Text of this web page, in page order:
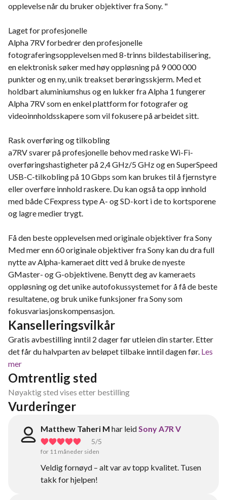
opplevelse når du bruker objektiver fra Sony. "
Laget for profesjonelle
Alpha 7RV forbedrer den profesjonelle
fotograferingsopplevelsen med 8-trinns bildestabilisering,
en elektronisk søker med høy oppløsning på 9 000 000
punkter og en ny, unik treakset berøringsskjerm. Med et
holdbart aluminiumshus og en lukker fra Alpha 1 fungerer
Alpha 7RV som en enkel plattform for fotografer og
videoinnholdsskapere som vil fokusere på arbeidet sitt.
Rask overføring og tilkobling
a7RV svarer på profesjonelle behov med raske Wi-Fi-
overføringshastigheter på 2,4 GHz/5 GHz og en SuperSpeed
USB-C-tilkobling på 10 Gbps som kan brukes til å fjernstyre
eller overføre innhold raskere. Du kan også ta opp innhold
med både CFexpress type A- og SD-kort i de to kortsporene
og lagre medier trygt.
Få den beste opplevelsen med originale objektiver fra Sony
Med mer enn 60 originale objektiver fra Sony kan du dra full
nytte av Alpha-kameraet ditt ved å bruke de nyeste
GMaster- og G-objektivene. Benytt deg av kameraets
oppløsning og det unike autofokussystemet for å få de beste
resultatene, og bruk unike funksjoner fra Sony som
fokusvariasjonskompensasjon.
Kanselleringsvilkår
Gratis avbestilling inntil 2 dager før utleien din starter. Etter
det får du halvparten av beløpet tilbake inntil dagen før. Les
mer
Omtrentlig sted
Nøyaktig sted vises etter bestilling
Vurderinger
Matthew Taheri M har leidSony A7R V
5/5
for 11 måneder siden
Veldig fornøyd – alt var av topp kvalitet. Tusen
takk for hjelpen!